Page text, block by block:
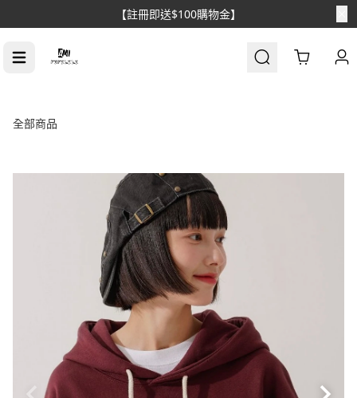
【註冊即送$100購物金】
Cart
全部商品